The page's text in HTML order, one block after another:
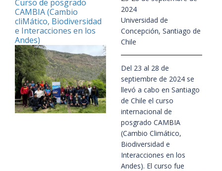
Curso de posgrado
CAMBIA (Cambio
cliMático, Biodiversidad
e Interacciones en los
Andes)
2024
Universidad de
Concepción, Santiago de
Chile
Del 23 al 28 de
septiembre de 2024 se
llevó a cabo en Santiago
de Chile el curso
internacional de
posgrado CAMBIA
(Cambio Climático,
Biodiversidad e
Interacciones en los
Andes). El curso fue